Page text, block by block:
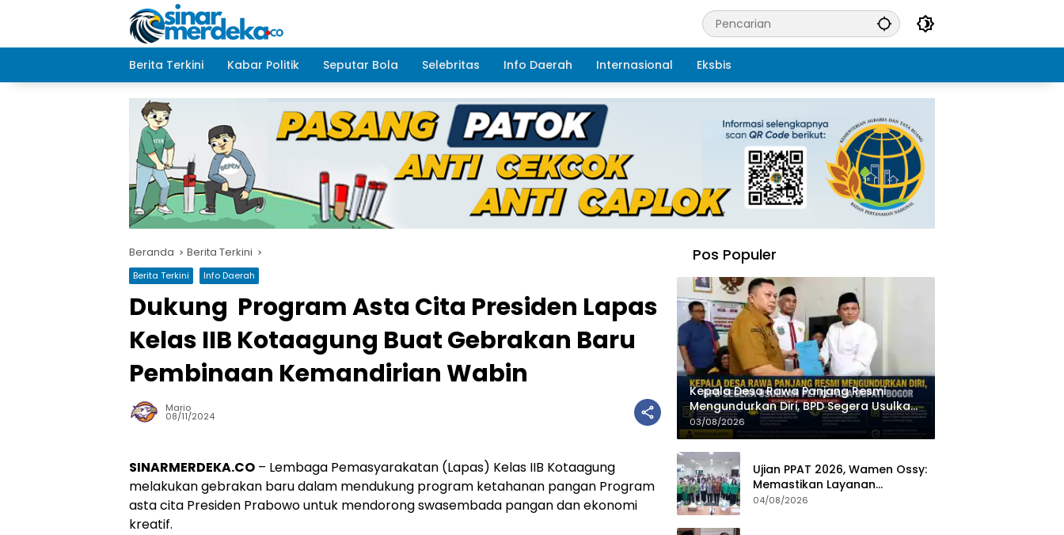
Berita Terkini
Kabar Politik Seputar Bola Selebritas Info Daerah Internasional Eksbis
Beranda Berita Terkini
Berita Terkini Info Daerah
Dukung Program Asta Cita Presiden Lapas
Kelas IIB Kotaagung Buat Gebrakan Baru
Pembinaan Kemandirian Wabin
Mario
08/11/2024
SINARMERDEKA.CO – Lembaga Pemasyarakatan (Lapas) Kelas IIB Kotaagung
melakukan gebrakan baru dalam mendukung program ketahanan pangan Program
asta cita Presiden Prabowo untuk mendorong swasembada pangan dan ekonomi
kreatif.
Pos Populer
Kepala Desa Rawa Panjang Resmi
Mengundurkan Diri, BPD Segera Usulkan
PLT kepada Bupati Bogor
03/08/2026
Ujian PPAT 2026, Wamen Ossy:
Memastikan Layanan
Pertanahan dari PPAT yang
04/08/2026